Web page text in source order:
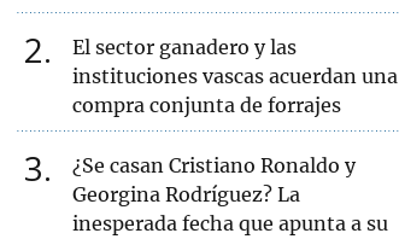
2
El sector ganadero y las
instituciones vascas acuerdan una
compra conjunta de forrajes
3
¿Se casan Cristiano Ronaldo y
Georgina Rodríguez? La
inesperada fecha que apunta a su